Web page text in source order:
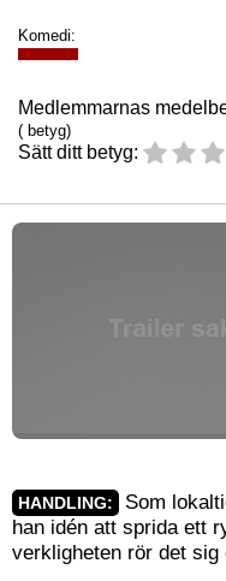
Komedi:
Medlemmarnas
( betyg)
Sätt ditt betyg:
HANDLING:
Som
han idén att sprida ett
verkligheten rör det sig